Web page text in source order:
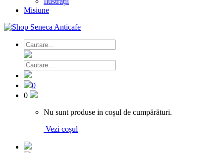
Misiune
0
0
Nu sunt produse in coșul de cumpărături.
Vezi coșul